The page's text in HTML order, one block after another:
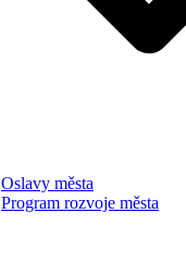
Oslavy města
Program rozvoje města